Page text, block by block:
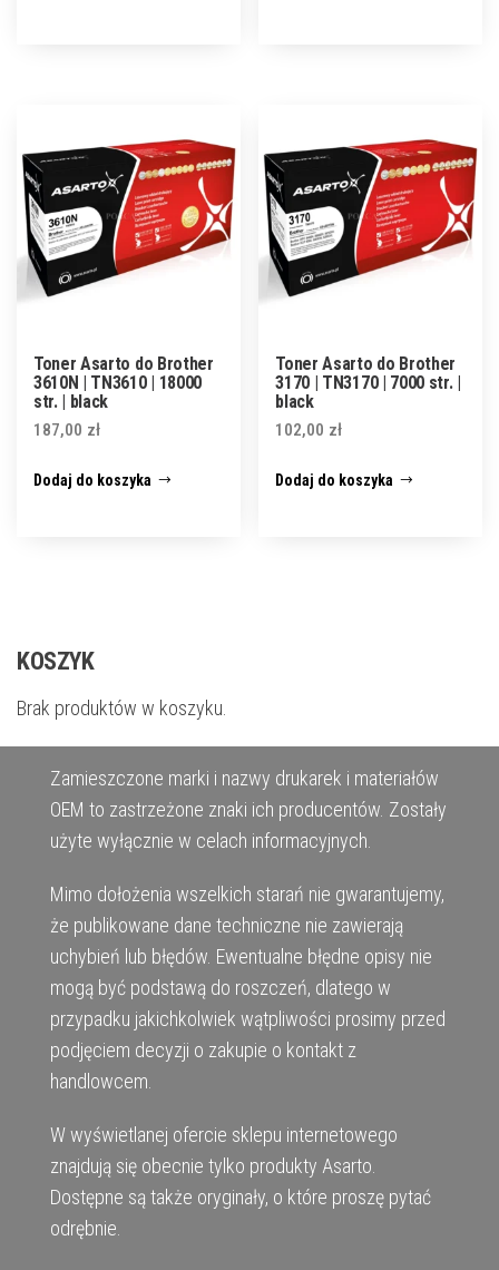
Toner Asarto do Brother
3610N | TN3610 | 18000
str. | black
187,00 zł
Dodaj do koszyka
Toner Asarto do Brother
3170 | TN3170 | 7000 str. |
black
102,00 zł
Dodaj do koszyka
KOSZYK
Brak produktów w koszyku.
Zamieszczone marki i nazwy drukarek i materiałów
OEM to zastrzeżone znaki ich producentów. Zostały
użyte wyłącznie w celach informacyjnych.
Mimo dołożenia wszelkich starań nie gwarantujemy,
że publikowane dane techniczne nie zawierają
uchybień lub błędów. Ewentualne błędne opisy nie
mogą być podstawą do roszczeń, dlatego w
przypadku jakichkolwiek wątpliwości prosimy przed
podjęciem decyzji o zakupie o kontakt z
handlowcem.
W wyświetlanej ofercie sklepu internetowego
znajdują się obecnie tylko produkty Asarto.
Dostępne są także oryginały, o które proszę pytać
odrębnie.